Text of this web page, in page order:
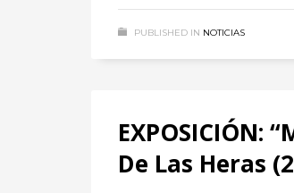
PUBLISHED IN NOTICIAS
EXPOSICIÓN:
De Las Heras